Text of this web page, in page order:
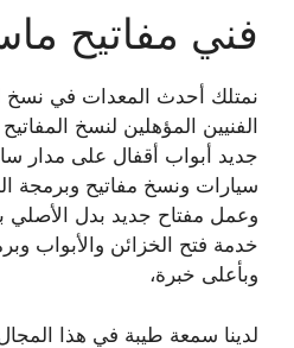
فني مفاتيح
نمتلك أحدث المعدات في نسخ
الفنيين المؤهلين لنسخ
جديد أبواب أقفال على مدار
سيارات ونسخ مفاتيح وبرمجة
وعمل مفتاح جديد بدل الأصلي
خدمة فتح الخزائن والأبواب
وبأعلى خبرة،
لدينا سمعة طيبة في هذا